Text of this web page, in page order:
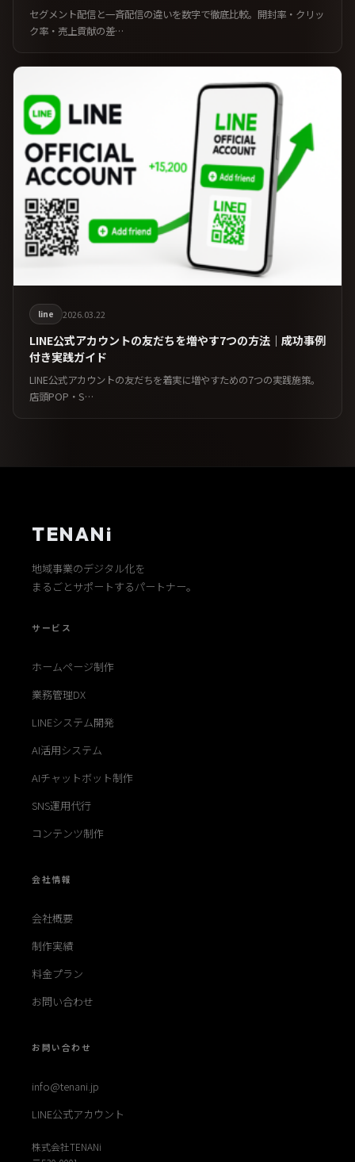
セグメント配信と一斉配信の違いを数字で徹底比較。開封率・クリッ
ク率・売上貢献の差…
line 2026.03.22
LINE公式アカウントの友だちを増やす7つの方法｜成功事例
付き実践ガイド
LINE公式アカウントの友だちを着実に増やすための7つの実践施策。
店頭POP・S…
TENANi
地域事業のデジタル化を
まるごとサポートするパートナー。
サービス
ホームページ制作
業務管理DX
LINEシステム開発
AI活用システム
AIチャットボット制作
SNS運用代行
コンテンツ制作
会社情報
会社概要
制作実績
料金プラン
お問い合わせ
お問い合わせ
info@tenani.jp
LINE公式アカウント
株式会社TENANi